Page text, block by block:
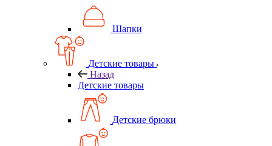
Шапки
Детские товары
Назад
Детские товары
Детские брюки